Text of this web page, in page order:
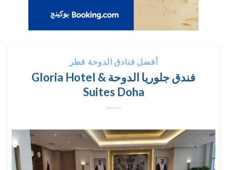
أفضل فنادق الدوحة قطر
فندق جلوريا الدوحة Gloria Hotel &
Suites Doha